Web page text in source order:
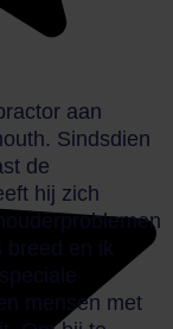
aan
Sindsdien
de
hij zich
breed en ik
mensen met